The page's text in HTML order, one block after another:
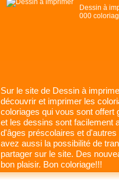
Dessin à
000
Sur le site de Dessin à
découvrir et imprimer les
coloriages qui vous sont offert
et les dessins sont facilement
d'âges préscolaires et
avez aussi la possibilité de
partager sur le site. Des
bon plaisir. Bon coloriage!!!